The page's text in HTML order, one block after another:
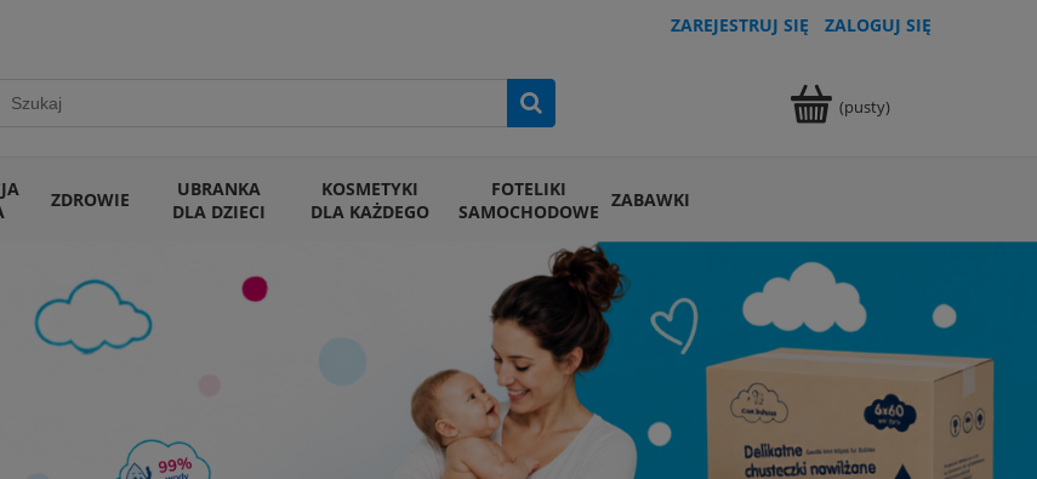
ZAREJESTRUJ SIĘ ZALOGUJ SIĘ
(pusty)
ZDROWIE
UBRANKA
DLA DZIECI
KOSMETYKI
DLA KAŻDEGO
FOTELIKI
SAMOCHODOWE ZABAWKI